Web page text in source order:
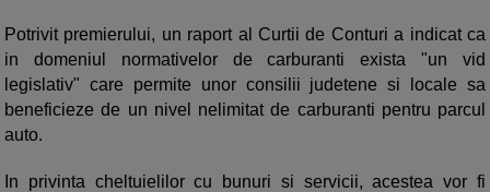
Potrivit premierului, un raport al Curtii de Conturi a indicat ca
in domeniul normativelor de carburanti exista "un vid
legislativ" care permite unor consilii judetene si locale sa
beneficieze de un nivel nelimitat de carburanti pentru parcul
auto.
In privinta cheltuielilor cu bunuri si servicii, acestea vor fi